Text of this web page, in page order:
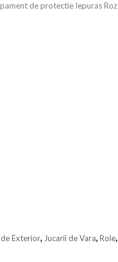
de protectie Iepuras Roz
de Exterior, Jucarii de Vara,Role,